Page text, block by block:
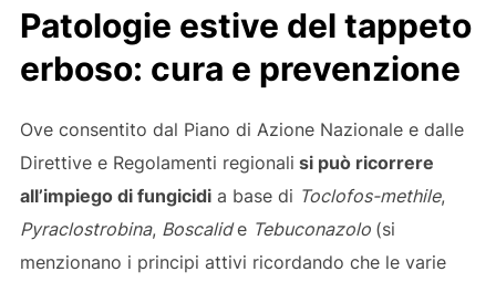
Patologie estive del tappeto
erboso: cura e prevenzione
Ove consentito dal Piano di Azione Nazionale e dalle
Direttive e Regolamenti regionali si può ricorrere
all’impiego di fungicidia base di Toclofos-methile,
Pyraclostrobina, Boscalide Tebuconazolo (si
menzionano i principi attivi ricordando che le varie